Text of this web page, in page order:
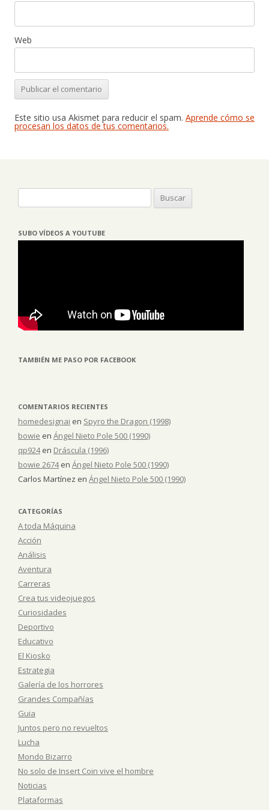
Web
Este sitio usa Akismet para reducir el spam. Aprende cómo se
procesan los datos de tus comentarios.
SUBO VÍDEOS A YOUTUBE
TAMBIÉN ME PASO POR FACEBOOK
COMENTARIOS RECIENTES
homedesignai en Spyro the Dragon (1998)
bowie en Ángel Nieto Pole 500 (1990)
qp924en Dráscula (1996)
bowie 2674en Ángel Nieto Pole 500 (1990)
Carlos Martínez en Ángel Nieto Pole 500 (1990)
CATEGORÍAS
A toda Máquina
Acción
Análisis
Aventura
Carreras
Crea tus videojuegos
Curiosidades
Deportivo
Educativo
El Kiosko
Estrategia
Galería de los horrores
Grandes Compañías
Guia
Juntos pero no revueltos
Lucha
Mondo Bizarro
No solo de Insert Coin vive el hombre
Noticias
Plataformas